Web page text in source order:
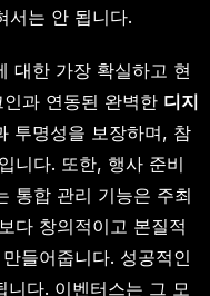
서는 안 됩니다.
대한 가장 확실하고 현
과 연동된 완벽한 디지
투명성을 보장하며, 참
니다. 또한, 행사 준비
통합 관리 기능은 주최
다 창의적이고 본질적
들어줍니다. 성공적인
다. 이벤터스는 그 모